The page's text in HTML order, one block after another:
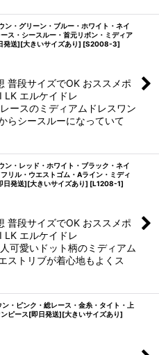
・グリーン・ブルー・ホワイト・ネイ
ス・シースルー・首元リボン・ミディア
発送][大きいサイズあり] [S2008-3]
普段サイズでOK おススメポ
LK エルケイドレ
ースのミディアムドレスワン
らシースルーになっていて
・レッド・ホワイト・ブラック・ネイ
リル・ウエストゴム・Aライン・ミディ
日発送][大きいサイズあり] [L1208-1]
普段サイズでOK おススメポ
LK エルケイドレ
可愛いドット柄のミディアム
ストリブが着心地もよくス
・ピンク・総レース・金糸・タイト・上
ピース[即日発送][大きいサイズあり]